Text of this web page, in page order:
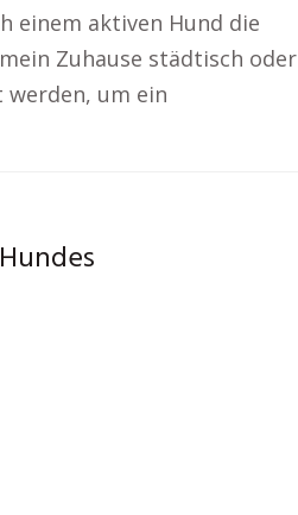
einem aktiven Hund die
Zuhause städtisch oder
werden, um ein